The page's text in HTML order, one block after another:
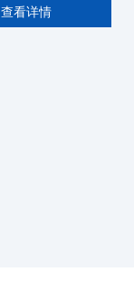
查看详情